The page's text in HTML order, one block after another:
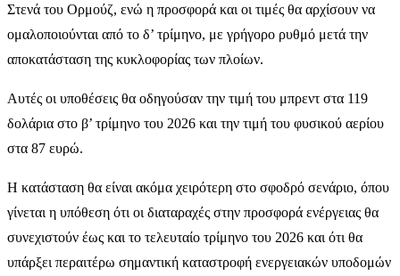
Στενά του Ορμούζ, ενώ η προσφορά και οι τιμές θα αρχίσουν να
ομαλοποιούνται από το δ’ τρίμηνο, με γρήγορο ρυθμό μετά την
αποκατάσταση της κυκλοφορίας των πλοίων.
Αυτές οι υποθέσεις θα οδηγούσαν την τιμή του μπρεντ στα 119
δολάρια στο β’ τρίμηνο του 2026 και την τιμή του φυσικού αερίου
στα 87 ευρώ.
Η κατάσταση θα είναι ακόμα χειρότερη στο σφοδρό σενάριο, όπου
γίνεται η υπόθεση ότι οι διαταραχές στην προσφορά ενέργειας θα
συνεχιστούν έως και το τελευταίο τρίμηνο του 2026 και ότι θα
υπάρξει περαιτέρω σημαντική καταστροφή ενεργειακών υποδομών